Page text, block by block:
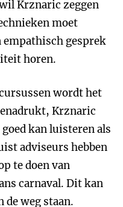
Krznaric zeggen
moet
empathisch gesprek
horen.
wordt het
Krznaric
kan luisteren als
adviseurs hebben
te doen van
carnaval. Dit kan
de weg staan.